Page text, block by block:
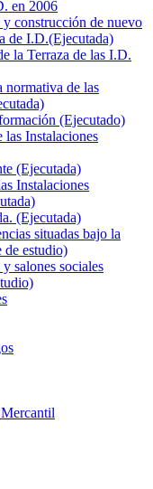
en 2006
construcción de nuevo
de I.D.(Ejecutada)
la Terraza de las I.D.
normativa de las
(Ejecutado)
las Instalaciones
(Ejecutada)
Instalaciones
(Ejecutada)
situadas bajo la
de estudio)
salones sociales